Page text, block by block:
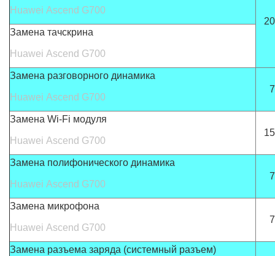
Huawei Ascend G700
Замена тачскрина
Huawei Ascend G700
Замена разговорного динамика
Huawei Ascend G700
Замена Wi-Fi модуля
Huawei Ascend G700
Замена полифонического динамика
Huawei Ascend G700
Замена микрофона
Huawei Ascend G700
Замена разъема заряда (системный разъем)